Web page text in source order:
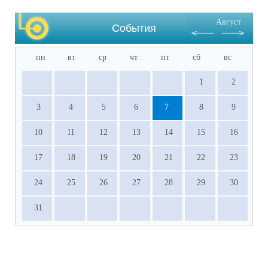
События
Август
пн вт ср чт пт сб вс
1 2
3 4 5 6 7 8 9
10 11 12 13 14 15 16
17 18 19 20 21 22 23
24 25 26 27 28 29 30
31